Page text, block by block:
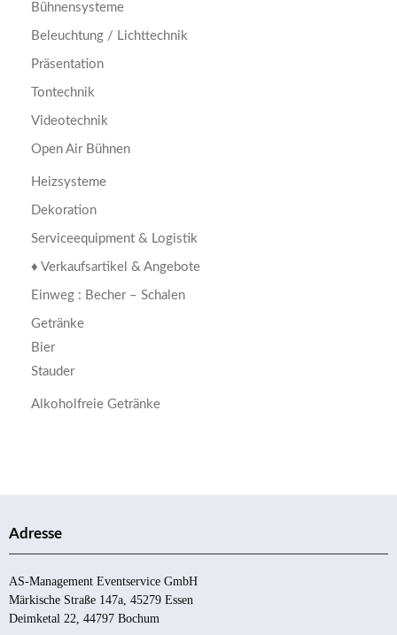
Bühnensysteme
Beleuchtung / Lichttechnik
Präsentation
Tontechnik
Videotechnik
Open Air Bühnen
Heizsysteme
Dekoration
Serviceequipment & Logistik
♦ Verkaufsartikel & Angebote
Einweg : Becher – Schalen
Getränke
Bier
Stauder
Alkoholfreie Getränke
Adresse
AS-Management Eventservice GmbH
Märkische Straße 147a, 45279 Essen
Deimketal 22, 44797 Bochum